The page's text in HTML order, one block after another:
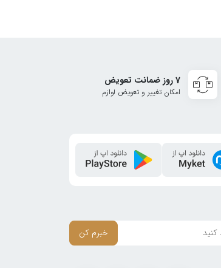
7 روز ضمانت تعویض
امکان تغییر و تعویض لوازم
خبرم کن